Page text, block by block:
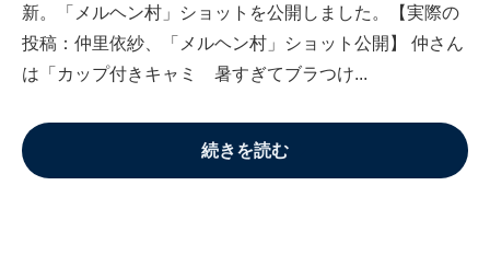
新。「メルヘン村」ショットを公開しました。【実際の
投稿：仲里依紗、「メルヘン村」ショット公開】 仲さん
は「カップ付きキャミ 暑すぎてブラつけ...
続きを読む